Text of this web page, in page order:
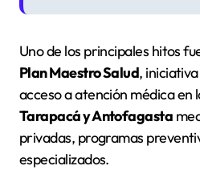
Uno de los principales hitos
Plan Maestro Salud,
acceso a atención médica en
Tarapacá y Antofagasta
privadas, programas
especializados.